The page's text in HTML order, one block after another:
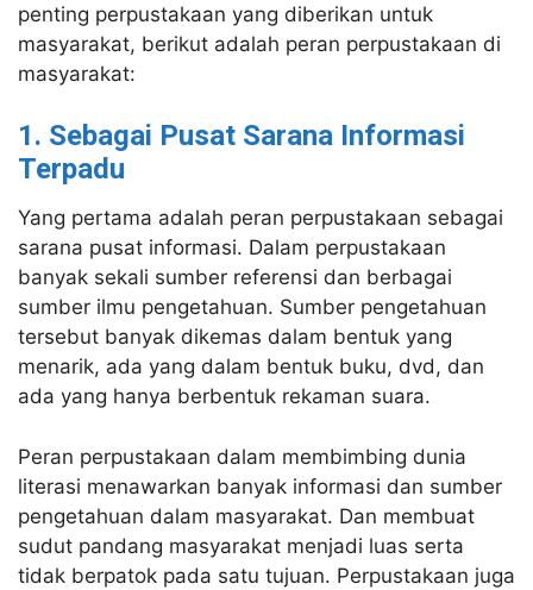
penting perpustakaan yang diberikan untuk
masyarakat, berikut adalah peran perpustakaan di
masyarakat:
1. Sebagai Pusat Sarana Informasi
Terpadu
Yang pertama adalah peran perpustakaan sebagai
sarana pusat informasi. Dalam perpustakaan
banyak sekali sumber referensi dan berbagai
sumber ilmu pengetahuan. Sumber pengetahuan
tersebut banyak dikemas dalam bentuk yang
menarik, ada yang dalam bentuk buku, dvd, dan
ada yang hanya berbentuk rekaman suara.
Peran perpustakaan dalam membimbing dunia
literasi menawarkan banyak informasi dan sumber
pengetahuan dalam masyarakat. Dan membuat
sudut pandang masyarakat menjadi luas serta
tidak berpatok pada satu tujuan. Perpustakaan juga